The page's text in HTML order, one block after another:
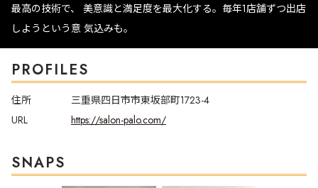
最高の技術で、 美意識と満足度を最大化する。毎年1店舗ずつ出店
しようという意 気込みも。
PROFILES
住所
三重県四日市市東坂部町1723-4
URL
https://salon-palo.com/
SNAPS